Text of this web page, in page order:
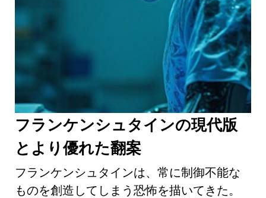
フランケンシュタインの現代版
とより優れた翻案
フランケンシュタインは、常に制御不能な
ものを創造してしまう恐怖を描いてきた。